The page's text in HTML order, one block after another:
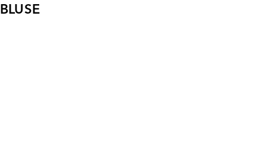
BLUSE